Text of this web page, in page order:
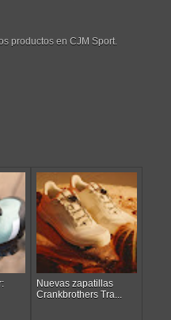
productos en CJM Sport.
Nuevas zapatillas
Crankbrothers Tra...